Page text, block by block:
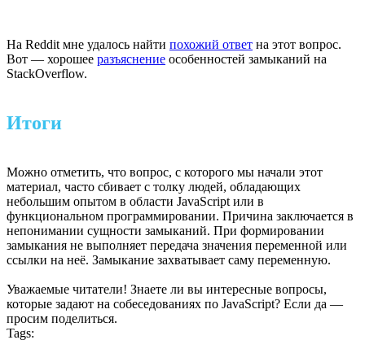
На Reddit мне удалось найти похожий ответ на этот вопрос.
Вот — хорошее разъяснение особенностей замыканий на
StackOverflow.
Итоги
Можно отметить, что вопрос, с которого мы начали этот
материал, часто сбивает с толку людей, обладающих
небольшим опытом в области JavaScript или в
функциональном программировании. Причина заключается в
непонимании сущности замыканий. При формировании
замыкания не выполняет передача значения переменной или
ссылки на неё. Замыкание захватывает саму переменную.
Уважаемые читатели! Знаете ли вы интересные вопросы,
которые задают на собеседованиях по JavaScript? Если да —
просим поделиться.
Tags: